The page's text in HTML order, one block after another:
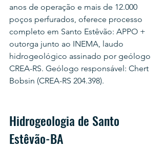
anos de operação e mais de 12.000
poços perfurados, oferece processo
completo em Santo Estêvão: APPO +
outorga junto ao INEMA, laudo
hidrogeológico assinado por geólogo
CREA-RS. Geólogo responsável: Chert
Bobsin (CREA-RS 204.398).
Hidrogeologia de Santo
Estêvão-BA